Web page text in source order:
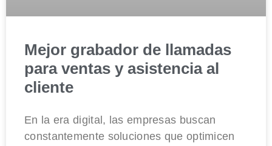
Mejor grabador de llamadas
para ventas y asistencia al
cliente
En la era digital, las empresas buscan
constantemente soluciones que optimicen